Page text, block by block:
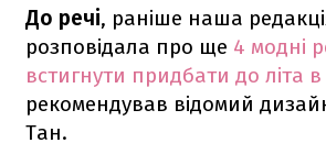
До речі, раніше наша
розповідала про ще 4 модні
встигнути придбати до літа
рекомендував відомий
Тан.